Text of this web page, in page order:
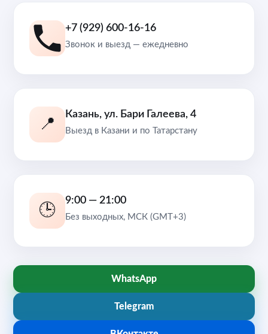
+7 (929) 600-16-16
Звонок и выезд — ежедневно
📍
Казань, ул. Бари Галеева, 4
Выезд в Казани и по Татарстану
🕒
9:00 — 21:00
Без выходных, МСК (GMT+3)
WhatsApp
Telegram